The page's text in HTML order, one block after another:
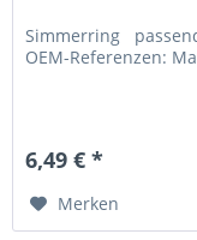
Simmerring
OEM-Referenzen:
6,49 € *
Merken